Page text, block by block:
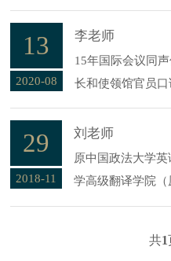
共和国教育部高
人民共和国人事部
13
2020-08
李老师
15年国际会议同
长和使领馆官员
业单位和科研医
拥有十七年数十个
译及交替传译经
业委员会（BETT
29
2018-11
刘老师
原中国政法大学
学高级翻译学院
传译硕士毕业.曾
员,“2011欧亚经
共1